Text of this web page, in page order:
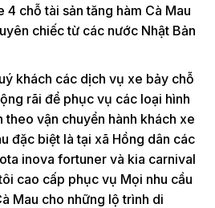
4 chỗ tài sản tăng hàm Cà Mau
chiếc từ các nước Nhật Bản
khách các dịch vụ xe bảy chỗ
rãi để phục vụ các loại hình
theo vận chuyển hành khách xe
đặc biệt là tại xã Hồng dân các
inova fortuner và kia carnival
cao cấp phục vụ Mọi nhu cầu
Mau cho những lộ trình di